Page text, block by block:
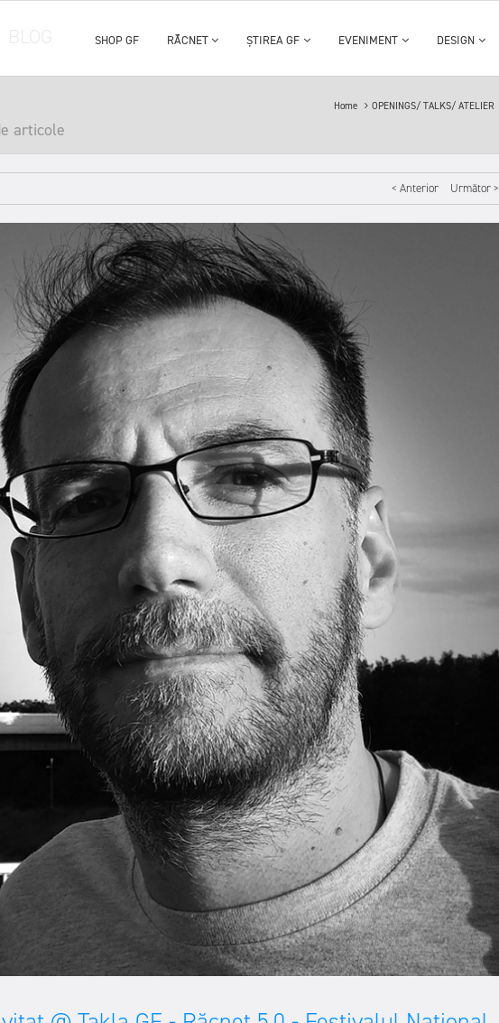
SHOP GF RĂCNET ȘTIREA GF EVENIMENT DESIGN
articole
Home OPENINGS/ TALKS/ ATELIER
< Anterior Următor >